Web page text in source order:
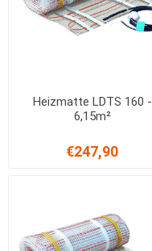
Heizmatte LDTS 160 -
6,15m²
€247,90